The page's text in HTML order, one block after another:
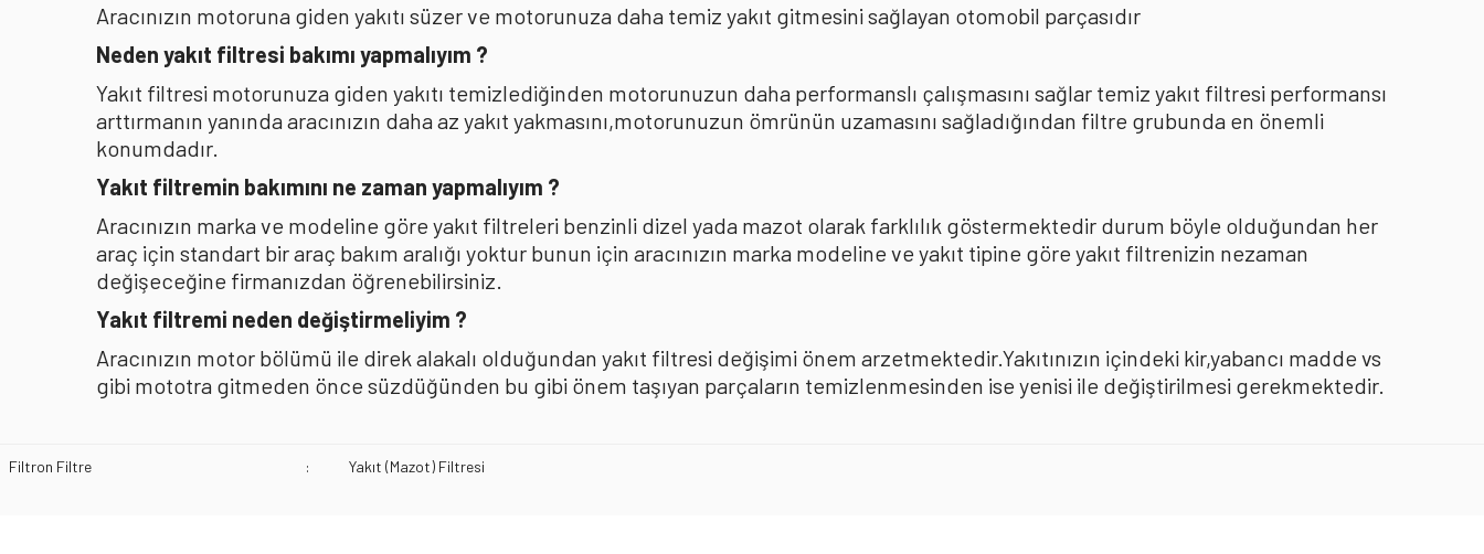
Aracınızın motoruna giden yakıtı süzer ve motorunuza daha temiz yakıt gitmesini sağlayan otomobil parçasıdır
Neden yakıt filtresi bakımı yapmalıyım ?
Yakıt filtresi motorunuza giden yakıtı temizlediğinden motorunuzun daha performanslı çalışmasını sağlar temiz yakıt filtresi performansı
arttırmanın yanında aracınızın daha az yakıt yakmasını,motorunuzun ömrünün uzamasını sağladığından filtre grubunda en önemli
konumdadır.
Yakıt filtremin bakımını ne zaman yapmalıyım ?
Aracınızın marka ve modeline göre yakıt filtreleri benzinli dizel yada mazot olarak farklılık göstermektedir durum böyle olduğundan her
araç için standart bir araç bakım aralığı yoktur bunun için aracınızın marka modeline ve yakıt tipine göre yakıt filtrenizin nezaman
değişeceğine firmanızdan öğrenebilirsiniz.
Yakıt filtremi neden değiştirmeliyim ?
Aracınızın motor bölümü ile direk alakalı olduğundan yakıt filtresi değişimi önem arzetmektedir.Yakıtınızın içindeki kir,yabancı madde vs
gibi mototra gitmeden önce süzdüğünden bu gibi önem taşıyan parçaların temizlenmesinden ise yenisi ile değiştirilmesi gerekmektedir.
Filtron Filtre : Yakıt (Mazot) Filtresi